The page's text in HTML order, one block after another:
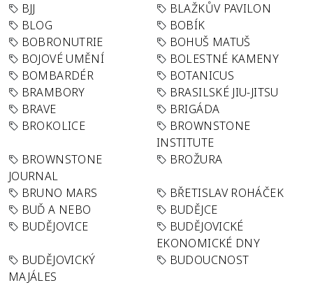
BJJ
BLAŽKŮV PAVILON
BLOG
BOBÍK
BOBRONUTRIE
BOHUŠ MATUŠ
BOJOVÉ UMĚNÍ
BOLESTNÉ KAMENY
BOMBARDÉR
BOTANICUS
BRAMBORY
BRASILSKÉ JIU-JITSU
BRAVE
BRIGÁDA
BROKOLICE
BROWNSTONE
INSTITUTE
BROWNSTONE
JOURNAL
BROŽURA
BRUNO MARS
BŘETISLAV ROHÁČEK
BUĎ A NEBO
BUDĚJCE
BUDĚJOVICE
BUDĚJOVICKÉ
EKONOMICKÉ DNY
BUDĚJOVICKÝ
MAJÁLES
BUDOUCNOST